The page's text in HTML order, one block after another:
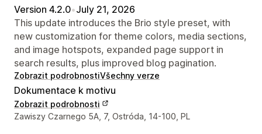
Version 4.2.0•July 21, 2026
This update introduces the Brio style preset, with
new customization for theme colors, media sections,
and image hotspots, expanded page support in
search results, plus improved blog pagination.
Zobrazit podrobnostiVšechny verze
Dokumentace k motivu
Zobrazit podrobnosti
Kontaktní údaje designéra
Zawiszy Czarnego 5A, 7, Ostróda, 14-100, PL